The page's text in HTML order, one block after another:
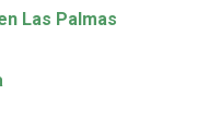
Las Palmas